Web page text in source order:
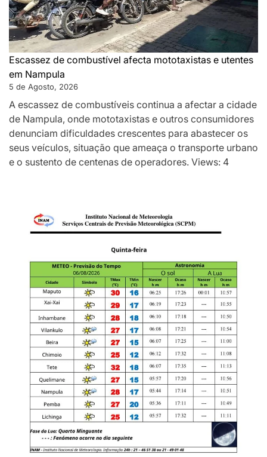
Escassez de combustível afecta mototaxistas e utentes
em Nampula
5 de Agosto, 2026
A escassez de combustíveis continua a afectar a cidade
de Nampula, onde mototaxistas e outros consumidores
denunciam dificuldades crescentes para abastecer os
seus veículos, situação que ameaça o transporte urbano
e o sustento de centenas de operadores. Views: 4